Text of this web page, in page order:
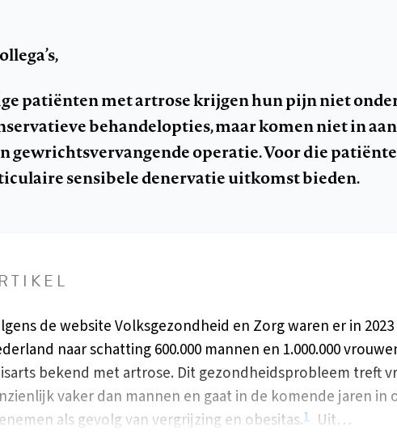
patiënten met artrose krijgen hun pijn niet
behandelopties, maar komen niet in
gewrichtsvervangende operatie. Voor die
sensibele denervatie uitkomst bieden.
de website Volksgezondheid en Zorg waren er in
naar schatting 600.000 mannen en 1.000.000
bekend met artrose. Dit gezondheidsprobleem treft
vaker dan mannen en gaat in de komende jaren in
als gevolg van vergrijzing en obesitas.1 Uit…